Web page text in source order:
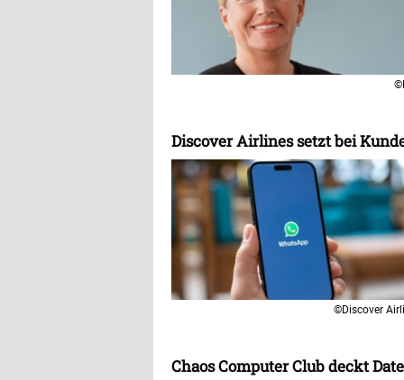
Discover Airlines setzt bei
©Discover
Chaos Computer Club deckt